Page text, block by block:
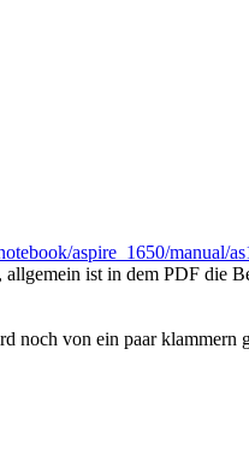
aspire_1650/manual/
ist in dem PDF die
von ein paar